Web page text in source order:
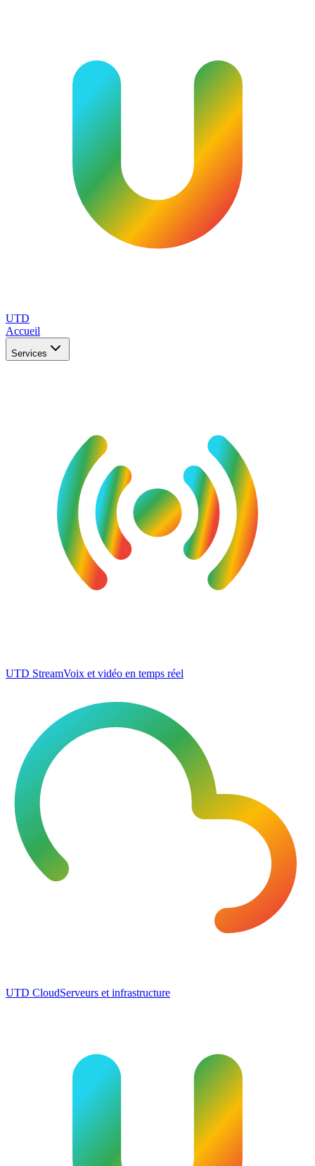
UTD
Accueil
Services
UTD StreamVoix et vidéo en temps réel
UTD CloudServeurs et infrastructure